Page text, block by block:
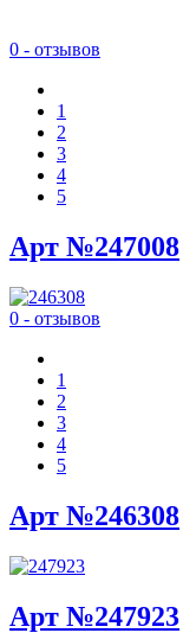
0 - отзывов
1
2
3
4
5
Арт №247008
0 - отзывов
1
2
3
4
5
Арт №246308
Арт №247923